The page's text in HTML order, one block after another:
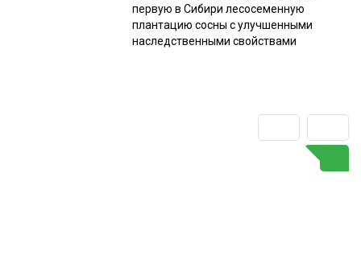
первую в Сибири лесосеменную
плантацию сосны с улучшенными
наследственными свойствами